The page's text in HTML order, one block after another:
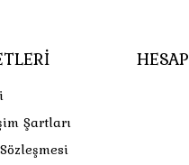
Şartları
HESAP